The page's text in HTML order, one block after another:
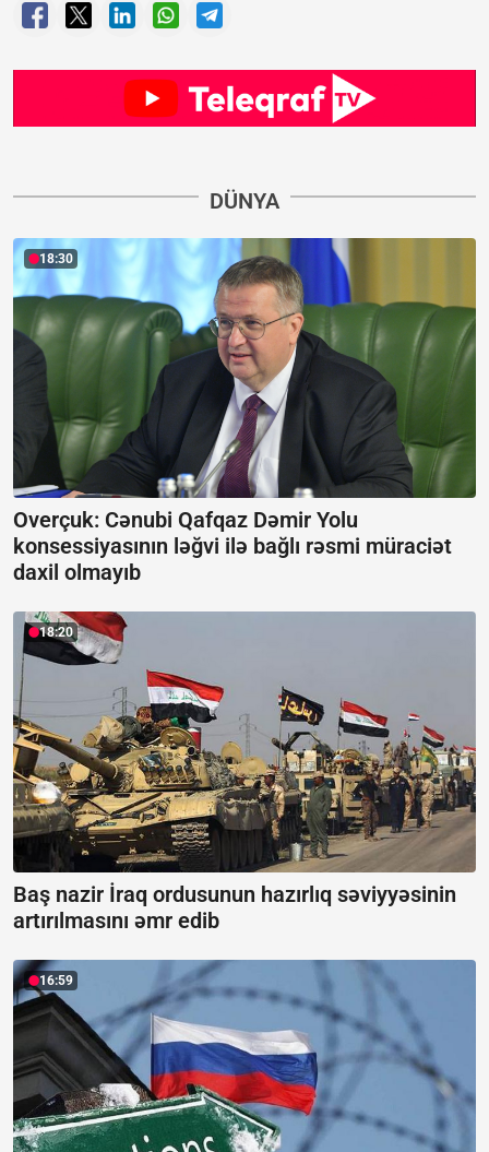
DÜNYA
18:30
Overçuk: Cənubi Qafqaz Dəmir Yolu
konsessiyasının ləğvi ilə bağlı rəsmi müraciət
daxil olmayıb
18:20
Baş nazir İraq ordusunun hazırlıq səviyyəsinin
artırılmasını əmr edib
16:59